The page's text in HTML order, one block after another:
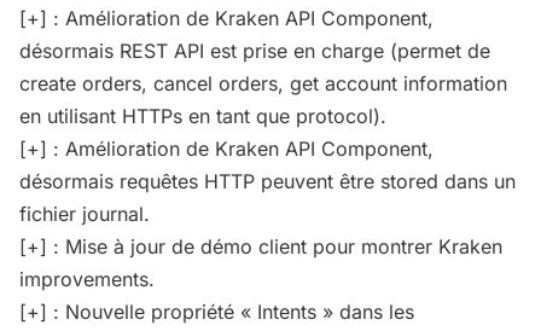
[+] : Amélioration de Kraken API Component,
désormais REST API est prise en charge (permet de
create orders, cancel orders, get account information
en utilisant HTTPs en tant que protocol).
[+] : Amélioration de Kraken API Component,
désormais requêtes HTTP peuvent être stored dans un
fichier journal.
[+] : Mise à jour de démo client pour montrer Kraken
improvements.
[+] : Nouvelle propriété « Intents » dans les